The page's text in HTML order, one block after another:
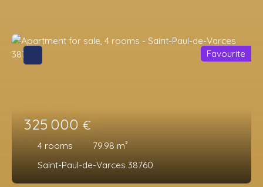
325 000 €
4 rooms 79.98 m²
Saint-Paul-de-Varces 38760
Favourite